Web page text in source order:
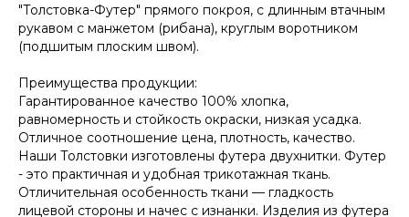
"Толстовка-Футер" прямого покроя, с длинным втачным
рукавом с манжетом (рибана), круглым воротником
(подшитым плоским швом).
Преимущества продукции:
Гарантированное качество 100% хлопка,
равномерность и стойкость окраски, низкая усадка.
Отличное соотношение цена, плотность, качество.
Наши Толстовки изготовлены футера двухнитки. Футер
- это практичная и удобная трикотажная ткань.
Отличительная особенность ткани — гладкость
лицевой стороны и начес с изнанки. Изделия из футера